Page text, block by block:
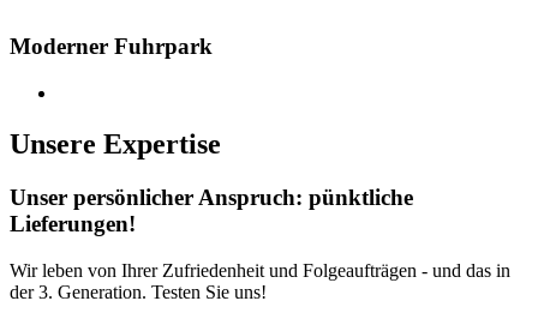
Moderner Fuhrpark
Unsere Expertise
Unser persönlicher Anspruch: pünktliche
Lieferungen!
Wir leben von Ihrer Zufriedenheit und Folgeaufträgen - und das in
der 3. Generation. Testen Sie uns!